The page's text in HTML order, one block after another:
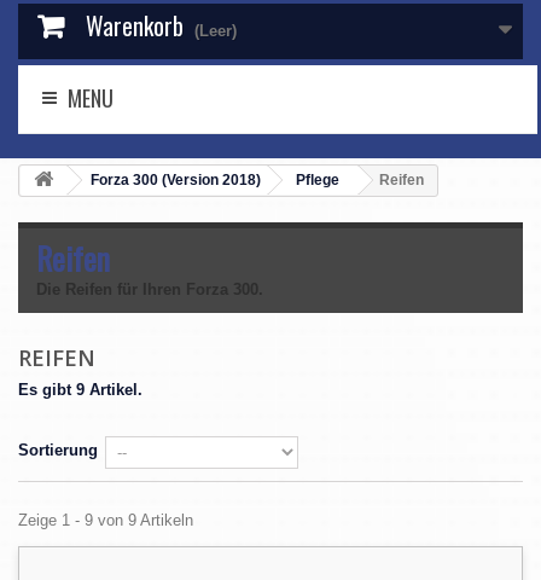
Warenkorb (Leer)
MENU
Forza 300 (Version 2018) Pflege Reifen
Reifen
Die Reifen für Ihren Forza 300.
REIFEN
Es gibt 9 Artikel.
Sortierung
Zeige 1 - 9 von 9 Artikeln